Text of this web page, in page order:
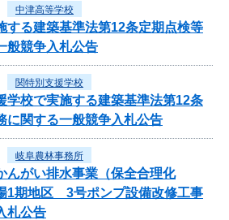
中津高等学校
する建築基準法第12条定期点検等
般競争入札公告
関特別支援学校
学校で実施する建築基準法第12条
に関する一般競争入札公告
岐阜農林事務所
んがい排水事業（保全合理化
1期地区 3号ポンプ設備改修工事
札公告